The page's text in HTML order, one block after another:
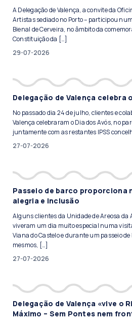
A Delegação de Valença, a convite da
Artistas sediado no Porto – participou
Bienal de Cerveira, no âmbito da
Constituição da […]
29-07-2026
Delegação de Valença celebra
No passado dia 24 de julho, clientes e
Valença celebraram o Dia dos Avós, no
juntamente com as restantes IPSS
27-07-2026
Passeio de barco proporciona
alegria e inclusão
Alguns clientes da Unidade de Areosa da
viveram um dia muito especial numa
Viana do Castelo e durante um passeio
mesmos, […]
27-07-2026
Delegação de Valença «vive o
Máximo – Sem Pontes nem